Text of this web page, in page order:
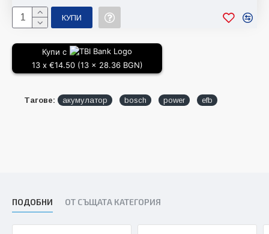
"Акумулатор-център" ЕООД предлага широга гама автомобилни и
безплатна доставка и монтаж за гр. Пловдив и доставка с куриер на
територята на цялата страна.
КУПИ
Купи с
13 x €14.50 (13 x 28.36 BGN)
Тагове: акумулатор bosch power efb
ПОДОБНИ ОТ СЪЩАТА КАТЕГОРИЯ